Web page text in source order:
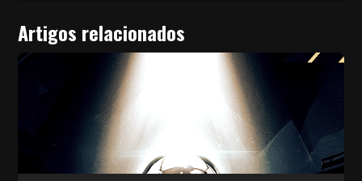
Artigos relacionados